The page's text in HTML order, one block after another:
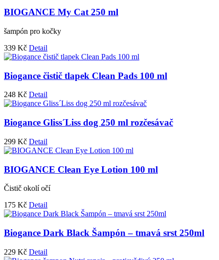
BIOGANCE My Cat 250 ml
šampón pro kočky
339 Kč Detail
Biogance čistič tlapek Clean Pads 100 ml
248 Kč Detail
Biogance Gliss´Liss dog 250 ml rozčesávač
299 Kč Detail
BIOGANCE Clean Eye Lotion 100 ml
Čistič okolí očí
175 Kč Detail
Biogance Dark Black Šampón – tmavá srst 250ml
229 Kč Detail